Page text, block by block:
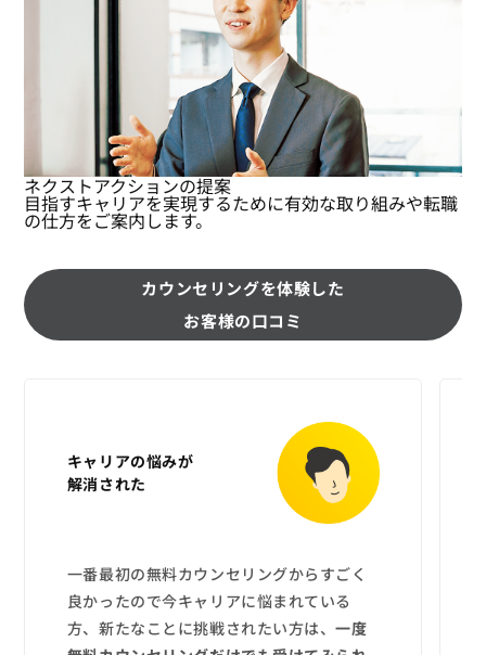
ネクストアクションの提案
目指すキャリアを実現するために有効な取り組みや転職
の仕方をご案内します。
カウンセリングを体験した
お客様の口コミ
キャリアの悩みが
解消された
一番最初の無料カウンセリングからすごく
良かったので今キャリアに悩まれている
方、新たなことに挑戦されたい方は、一度